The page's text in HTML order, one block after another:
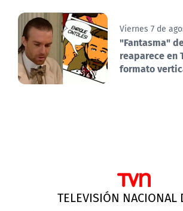
Viernes 7 de
"Fantasma"
reaparece en
formato
TELEVISIÓN NACIONAL